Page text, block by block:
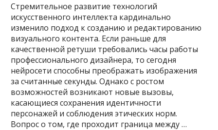
Стремительное развитие технологий
искусственного интеллекта кардинально
изменило подход к созданию и редактированию
визуального контента. Если раньше для
качественной ретуши требовались часы работы
профессионального дизайнера, то сегодня
нейросети способны преображать изображения
за считанные секунды. Однако с ростом
возможностей возникают новые вызовы,
касающиеся сохранения идентичности
персонажей и соблюдения этических норм.
Вопрос о том, где проходит граница между …